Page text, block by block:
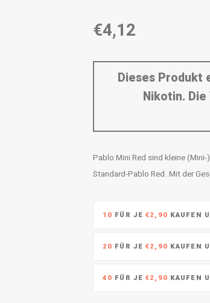
€4,12
Dieses Produkt
Nikotin.
Pablo Mini Red sind kleine
Standard-Pablo Red. Mit der
10 FÜR JE€2,90 KAUFEN
20 FÜR JE€2,90 KAUFEN
40 FÜR JE€2,90 KAUFEN